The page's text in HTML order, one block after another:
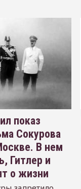
показ
Сокурова
В нем
Гитлер и
о жизни